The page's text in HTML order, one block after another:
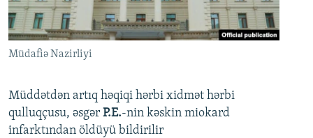
Müdafiə Nazirliyi
Müddətdən artıq həqiqi hərbi xidmət hərbi
qulluqçusu, əsgər P.E.-nin kəskin miokard
infarktından öldüyü bildirilir